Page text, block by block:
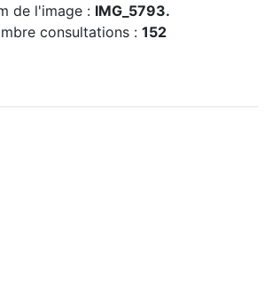
de l'image : IMG_5793.
consultations : 152